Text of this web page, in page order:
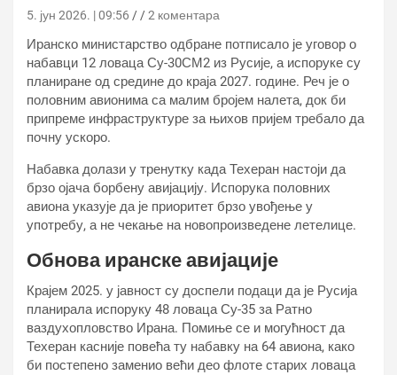
5. јун 2026. | 09:56 2 коментара
Иранско министарство одбране потписало је уговор о
набавци 12 ловаца Су-30СМ2 из Русије, а испоруке су
планиране од средине до краја 2027. године. Реч је о
половним авионима са малим бројем налета, док би
припреме инфраструктуре за њихов пријем требало да
почну ускоро.
Набавка долази у тренутку када Техеран настоји да
брзо ојача борбену авијацију. Испорука половних
авиона указује да је приоритет брзо увођење у
употребу, а не чекање на новопроизведене летелице.
Обнова иранске авијације
Крајем 2025. у јавност су доспели подаци да је Русија
планирала испоруку 48 ловаца Су-35 за Ратно
ваздухопловство Ирана. Помиње се и могућност да
Техеран касније повећа ту набавку на 64 авиона, како
би постепено заменио већи део флоте старих ловаца